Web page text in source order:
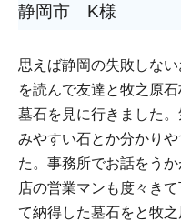
静岡市 K様
思えば静岡の失敗しな
を読んで友達と牧之原
墓石を見に行きました
みやすい石とか分かり
た。事務所でお話をう
店の営業マンも度々き
て納得した墓石をと牧